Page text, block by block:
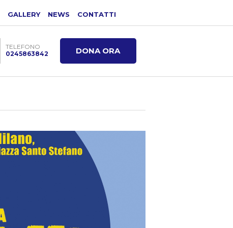
GALLERY NEWS CONTATTI
TELEFONO
0245863842
DONA ORA